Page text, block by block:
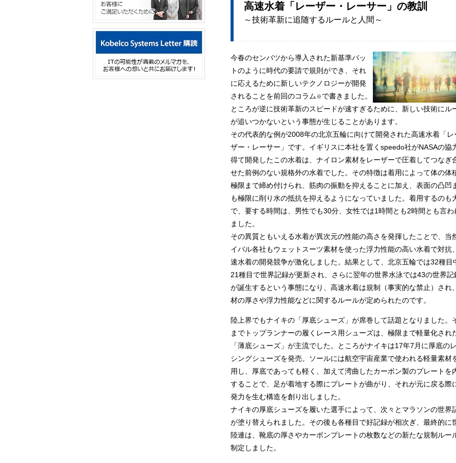
高速水着「レーザー・レーサー」の教訓
～技術革新に追随するルールと人間～
今春のセンバツから導入された新基準バッ
トのように時代の要請で規則ができ、それ
に応えるために新しいテクノロジーが開発
されることを前回のコラム※で書きました。
ところが逆に技術革新のスピードが速すぎるために、新しい技術にル
が追いつかないという事態が生じることがあります。
その代表的な例が2008年の北京五輪に向けて開発された高速水着「レ
ザー・レーサー」です。イギリスに本社を置くspeedo社がNASAの協
得て開発したこの水着は、ナイロン素材をレーザーで圧着してつなぎ
せた前例のない規格外の水着でした。その特徴は着用によって体の体
極限まで締め付けられ、筋肉の振動を抑えることに加え、表面の凸凹
も極限に削り水の抵抗を抑えるようになっていました。着用するのも
で、要する時間は、男性でも30分、女性では1時間とも2時間とも言わ
ました。
その異質ともいえる水着が異次元の性能の高さを発揮したことで、当
イバル各社もウェットスーツ素材を使った浮力性能の高い水着で対抗
速水着の開発競争が激化しました。結果として、北京五輪では32種目
21種目で世界記録が更新され、さらに翌年の世界水泳では43の世界記
が誕生するという事態になり、高速水着は規制（事実的な禁止）され
材の厚さや浮力性能などに関するルールが定められたのです。
陸上界でもナイキの「厚底シューズ」が席巻して話題となりました。
までトップランナーの履くレース用シューズは、極限まで軽量化され
「薄底シューズ」が主流でした。ところがナイキは17年7月に厚底の
シングシューズを発売。ソールには航空宇宙産業で使われる軽量素材
用し、厚底であっても軽く、加えて湾曲したカーボン製のプレートを
することで、足が着地する際にプレートが曲がり、それが元に戻る際
発力を生む構造を創り出しました。
ナイキの厚底シューズを履いた選手によって、次々とマラソンの世界
が塗り替えられました。その後も各種目で好記録が相次ぎ、最終的に
陸連は、靴底の厚さやカーボンプレートの枚数などの新たな規制ルー
制定しました。